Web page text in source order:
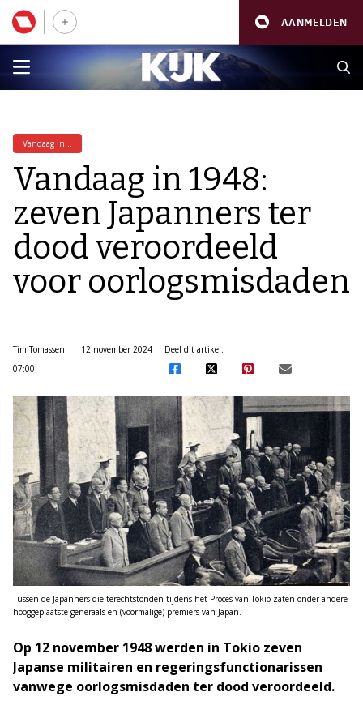
AANMELDEN
Vandaag in...
Vandaag in 1948:
zeven Japanners ter
dood veroordeeld
voor oorlogsmisdaden
Tim Tomassen
12 november 2024
07:00
Deel dit artikel:
Tussen de Japanners die terechtstonden tijdens het Proces van Tokio zaten onder andere
hooggeplaatste generaals en (voormalige) premiers van Japan.
Op 12 november 1948 werden in Tokio zeven
Japanse militairen en regeringsfunctionarissen
vanwege oorlogsmisdaden ter dood veroordeeld.